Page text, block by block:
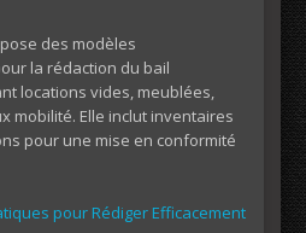
des modèles
la rédaction du bail
locations vides, meublées,
mobilité. Elle inclut inventaires
pour une mise en conformité
pour Rédiger Efficacement